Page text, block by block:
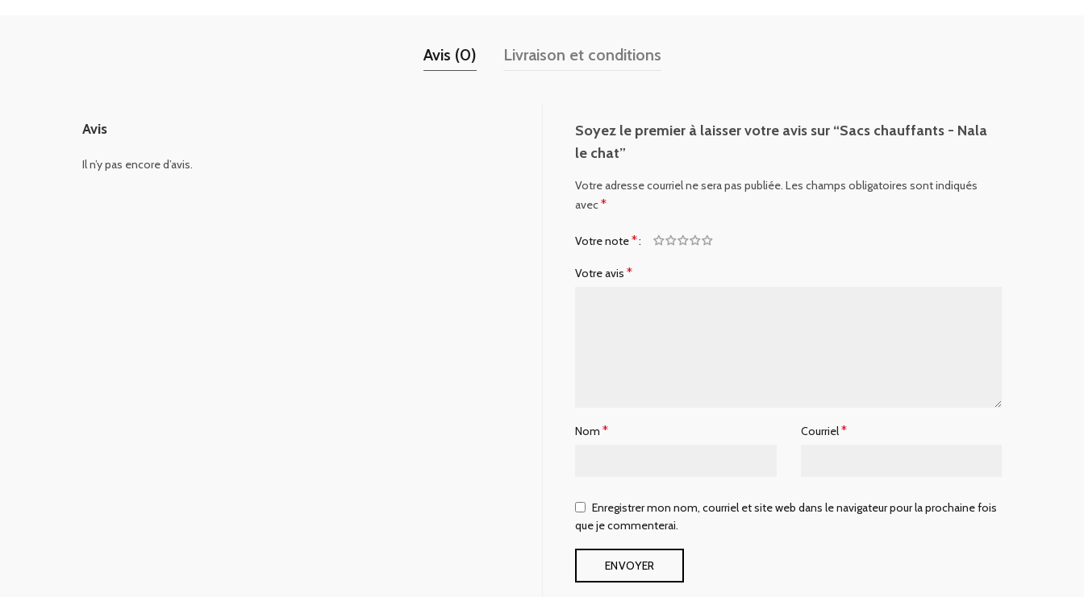
Avis (0) Livraison et conditions
Avis
Il n’y pas encore d’avis.
Soyez le premier à laisser votre avis sur “Sacs chauffants - Nala
le chat”
Votre adresse courriel ne sera pas publiée. Les champs obligatoires sont indiqués
avec*
Votre note*
Votre avis *
Nom * Courriel*
Enregistrer mon nom, courriel et site web dans le navigateur pour la prochaine fois
que je commenterai.